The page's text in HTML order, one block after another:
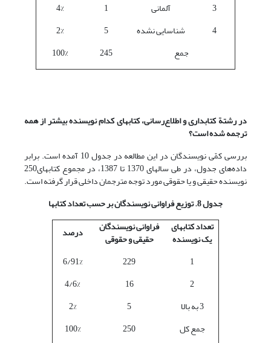
3 آلمانی 1
4%
4
شناسایی نشده 5
2%
جمع
245
100%
در رشتة کتابداری و اطلاع‌رسانی، کتابهای کدام نویسنده بیشتر از همه
ترجمه شده است؟
بررسی کمّی نویسندگان در این مطالعه در جدول 10 آمده است. برابر
داده‌های جدول، در طی سالهای 1370 تا 1387، در مجموع کتابهای250
نویسنده حقیقی و یا حقوقی مورد توجه مترجمان داخلی قرار گرفته است.
جدول 8. توزیع فراوانی نویسندگان بر حسب تعداد کتابها
تعداد کتابهای
یک نویسنده
فراوانی نویسندگان
حقیقی و حقوقی
درصد
1
229
6/91%
2
16
4/6%
3 به بالا
5
2%
جمع کل
250
100%